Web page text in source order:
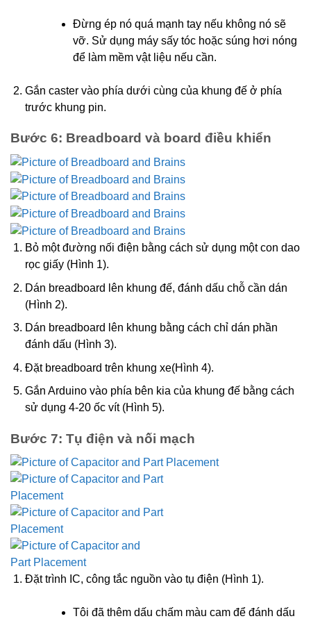
Đừng ép nó quá mạnh tay nếu không nó sẽ
vỡ. Sử dụng máy sấy tóc hoặc súng hơi nóng
để làm mềm vật liệu nếu cần.
Gắn caster vào phía dưới cùng của khung đế ở phía
trước khung pin.
Bước 6: Breadboard và board điều khiển
Bỏ một đường nối điện bằng cách sử dụng một con dao
rọc giấy (Hình 1).
Dán breadboard lên khung đế, đánh dấu chỗ cần dán
(Hình 2).
Dán breadboard lên khung bằng cách chỉ dán phần
đánh dấu (Hình 3).
Đặt breadboard trên khung xe(Hình 4).
Gắn Arduino vào phía bên kia của khung đế bằng cách
sử dụng 4-20 ốc vít (Hình 5).
Bước 7: Tụ điện và nối mạch
Đặt trình IC, công tắc nguồn vào tụ điện (Hình 1).
Tôi đã thêm dấu chấm màu cam để đánh dấu